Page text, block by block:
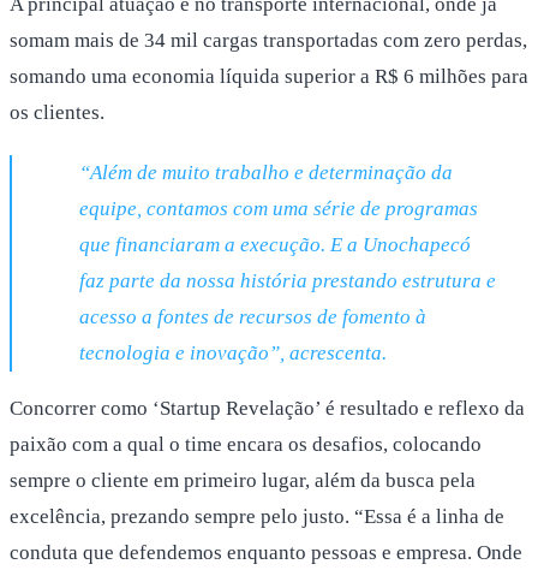
somam mais de 34 mil cargas transportadas com zero perdas,
somando uma economia líquida superior a R$ 6 milhões para
os clientes.
“Além de muito trabalho e determinação da
equipe, contamos com uma série de programas
que financiaram a execução. E a Unochapecó
faz parte da nossa história prestando estrutura e
acesso a fontes de recursos de fomento à
tecnologia e inovação”, acrescenta.
Concorrer como ‘Startup Revelação’ é resultado e reflexo da
paixão com a qual o time encara os desafios, colocando
sempre o cliente em primeiro lugar, além da busca pela
excelência, prezando sempre pelo justo. “Essa é a linha de
conduta que defendemos enquanto pessoas e empresa. Onde